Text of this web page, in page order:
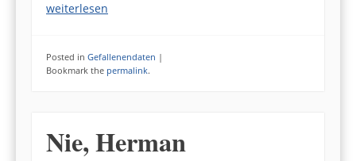
weiterlesen
Posted in Gefallenendaten |
Bookmark the permalink.
Nie, Herman